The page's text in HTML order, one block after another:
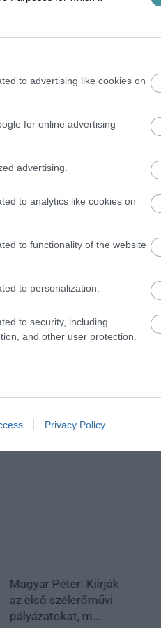
to advertising like cookies on
for online advertising
advertising.
to analytics like cookies on
to functionality of the website
to personalization.
to security, including
and other user protection.
Privacy Policy
Hírek oldalán!
Magyar Péter: Kiírják
az első szélerőművi
pályázatokat, m...